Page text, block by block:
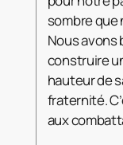
sombre que
Nous avons
construire
hauteur de
fraternité.
aux